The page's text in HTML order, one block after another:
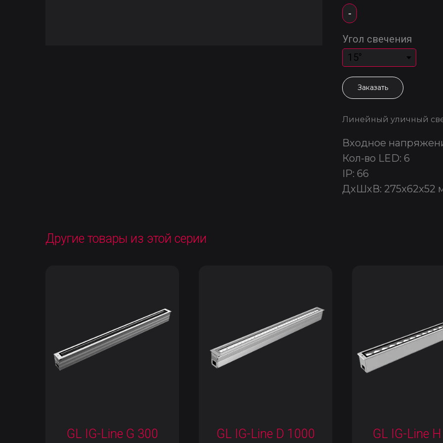
-
Угол свечения
Заказать
Линейный уличный
Входное
Кол-во LED: 6
IP: 66
ДxШxВ: 275x62x52
Другие товары из этой серии
GL IG-Line G 300 GL IG-Line D 1000 GL IG-Line